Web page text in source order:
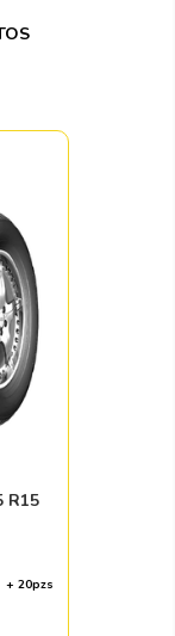
R15
+ 20pzs